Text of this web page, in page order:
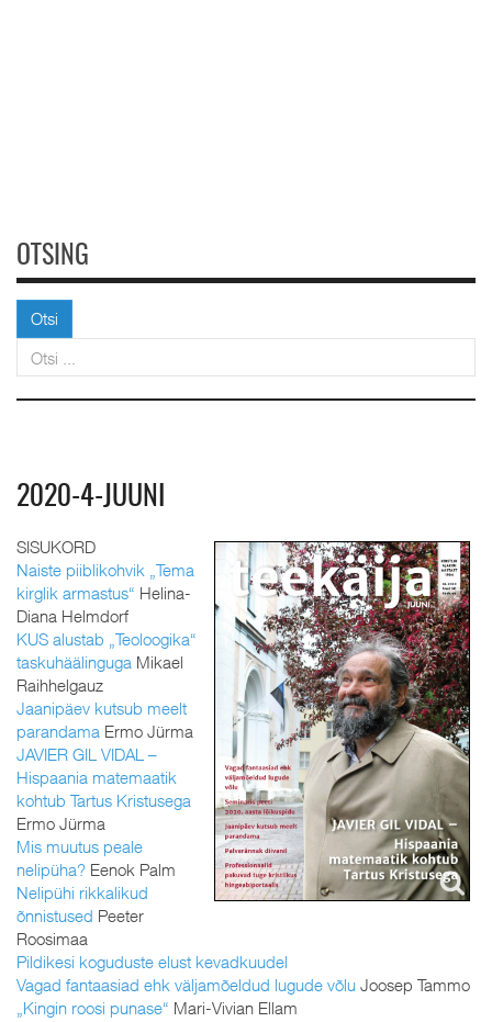
OTSING
Otsi
2020-4-JUUNI
SISUKORD
Naiste piiblikohvik „Tema
kirglik armastus“ Helina-
Diana Helmdorf
KUS alustab „Teoloogika“
taskuhäälinguga Mikael
Raihhelgauz
Jaanipäev kutsub meelt
parandama Ermo Jürma
JAVIER GIL VIDAL –
Hispaania matemaatik
kohtub Tartus Kristusega
Ermo Jürma
Mis muutus peale
nelipüha? Eenok Palm
Nelipühi rikkalikud
õnnistused Peeter
Roosimaa
Pildikesi koguduste elust kevadkuudel
Vagad fantaasiad ehk väljamõeldud lugude võlu Joosep Tammo
„Kingin roosi punase“ Mari-Vivian Ellam